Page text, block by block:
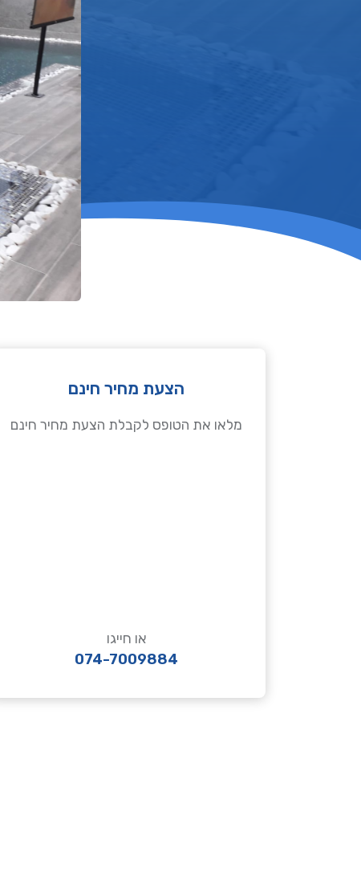
הצעת מחיר חינם
מלאו את הטופס לקבלת הצעת מחיר חינם
או חייגו
074-7009884